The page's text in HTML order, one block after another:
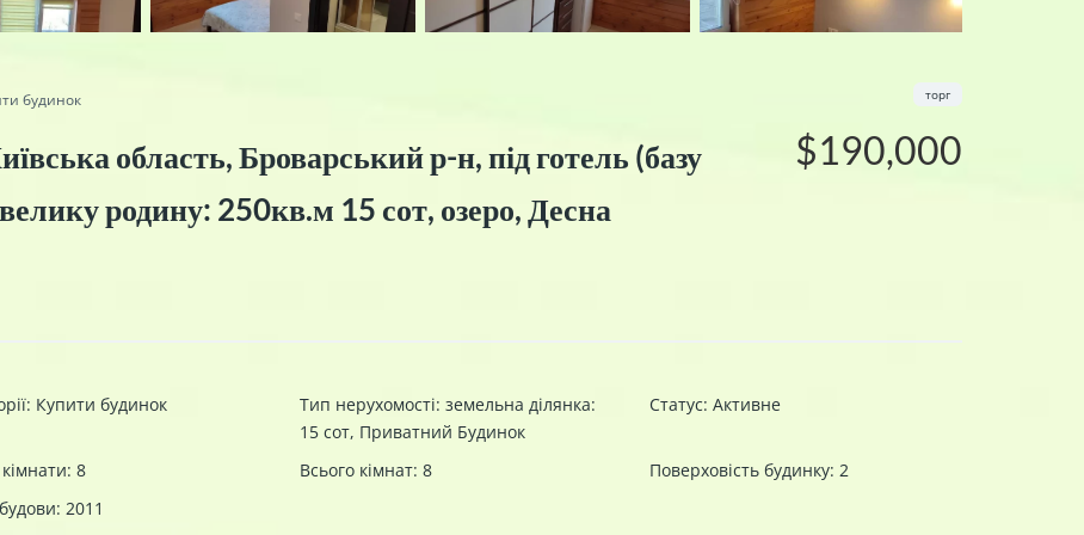
будинок
область, Броварський р-н, під готель (базу
родину: 250кв.м 15 сот, озеро, Десна
$190,000
торг
: Купити будинок Тип нерухомості: земельна ділянка:
15 сот, Приватний Будинок
Статус: Активне
: 8 Всього кімнат: 8 Поверховість будинку: 2
: 2011